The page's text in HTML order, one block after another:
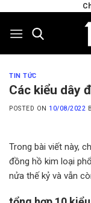
content
TIN TỨC
Các kiểu dây
POSTED ON 10/08/2022
Trong bài viết này,
đồng hồ kim loại
nửa thế kỷ và vẫn